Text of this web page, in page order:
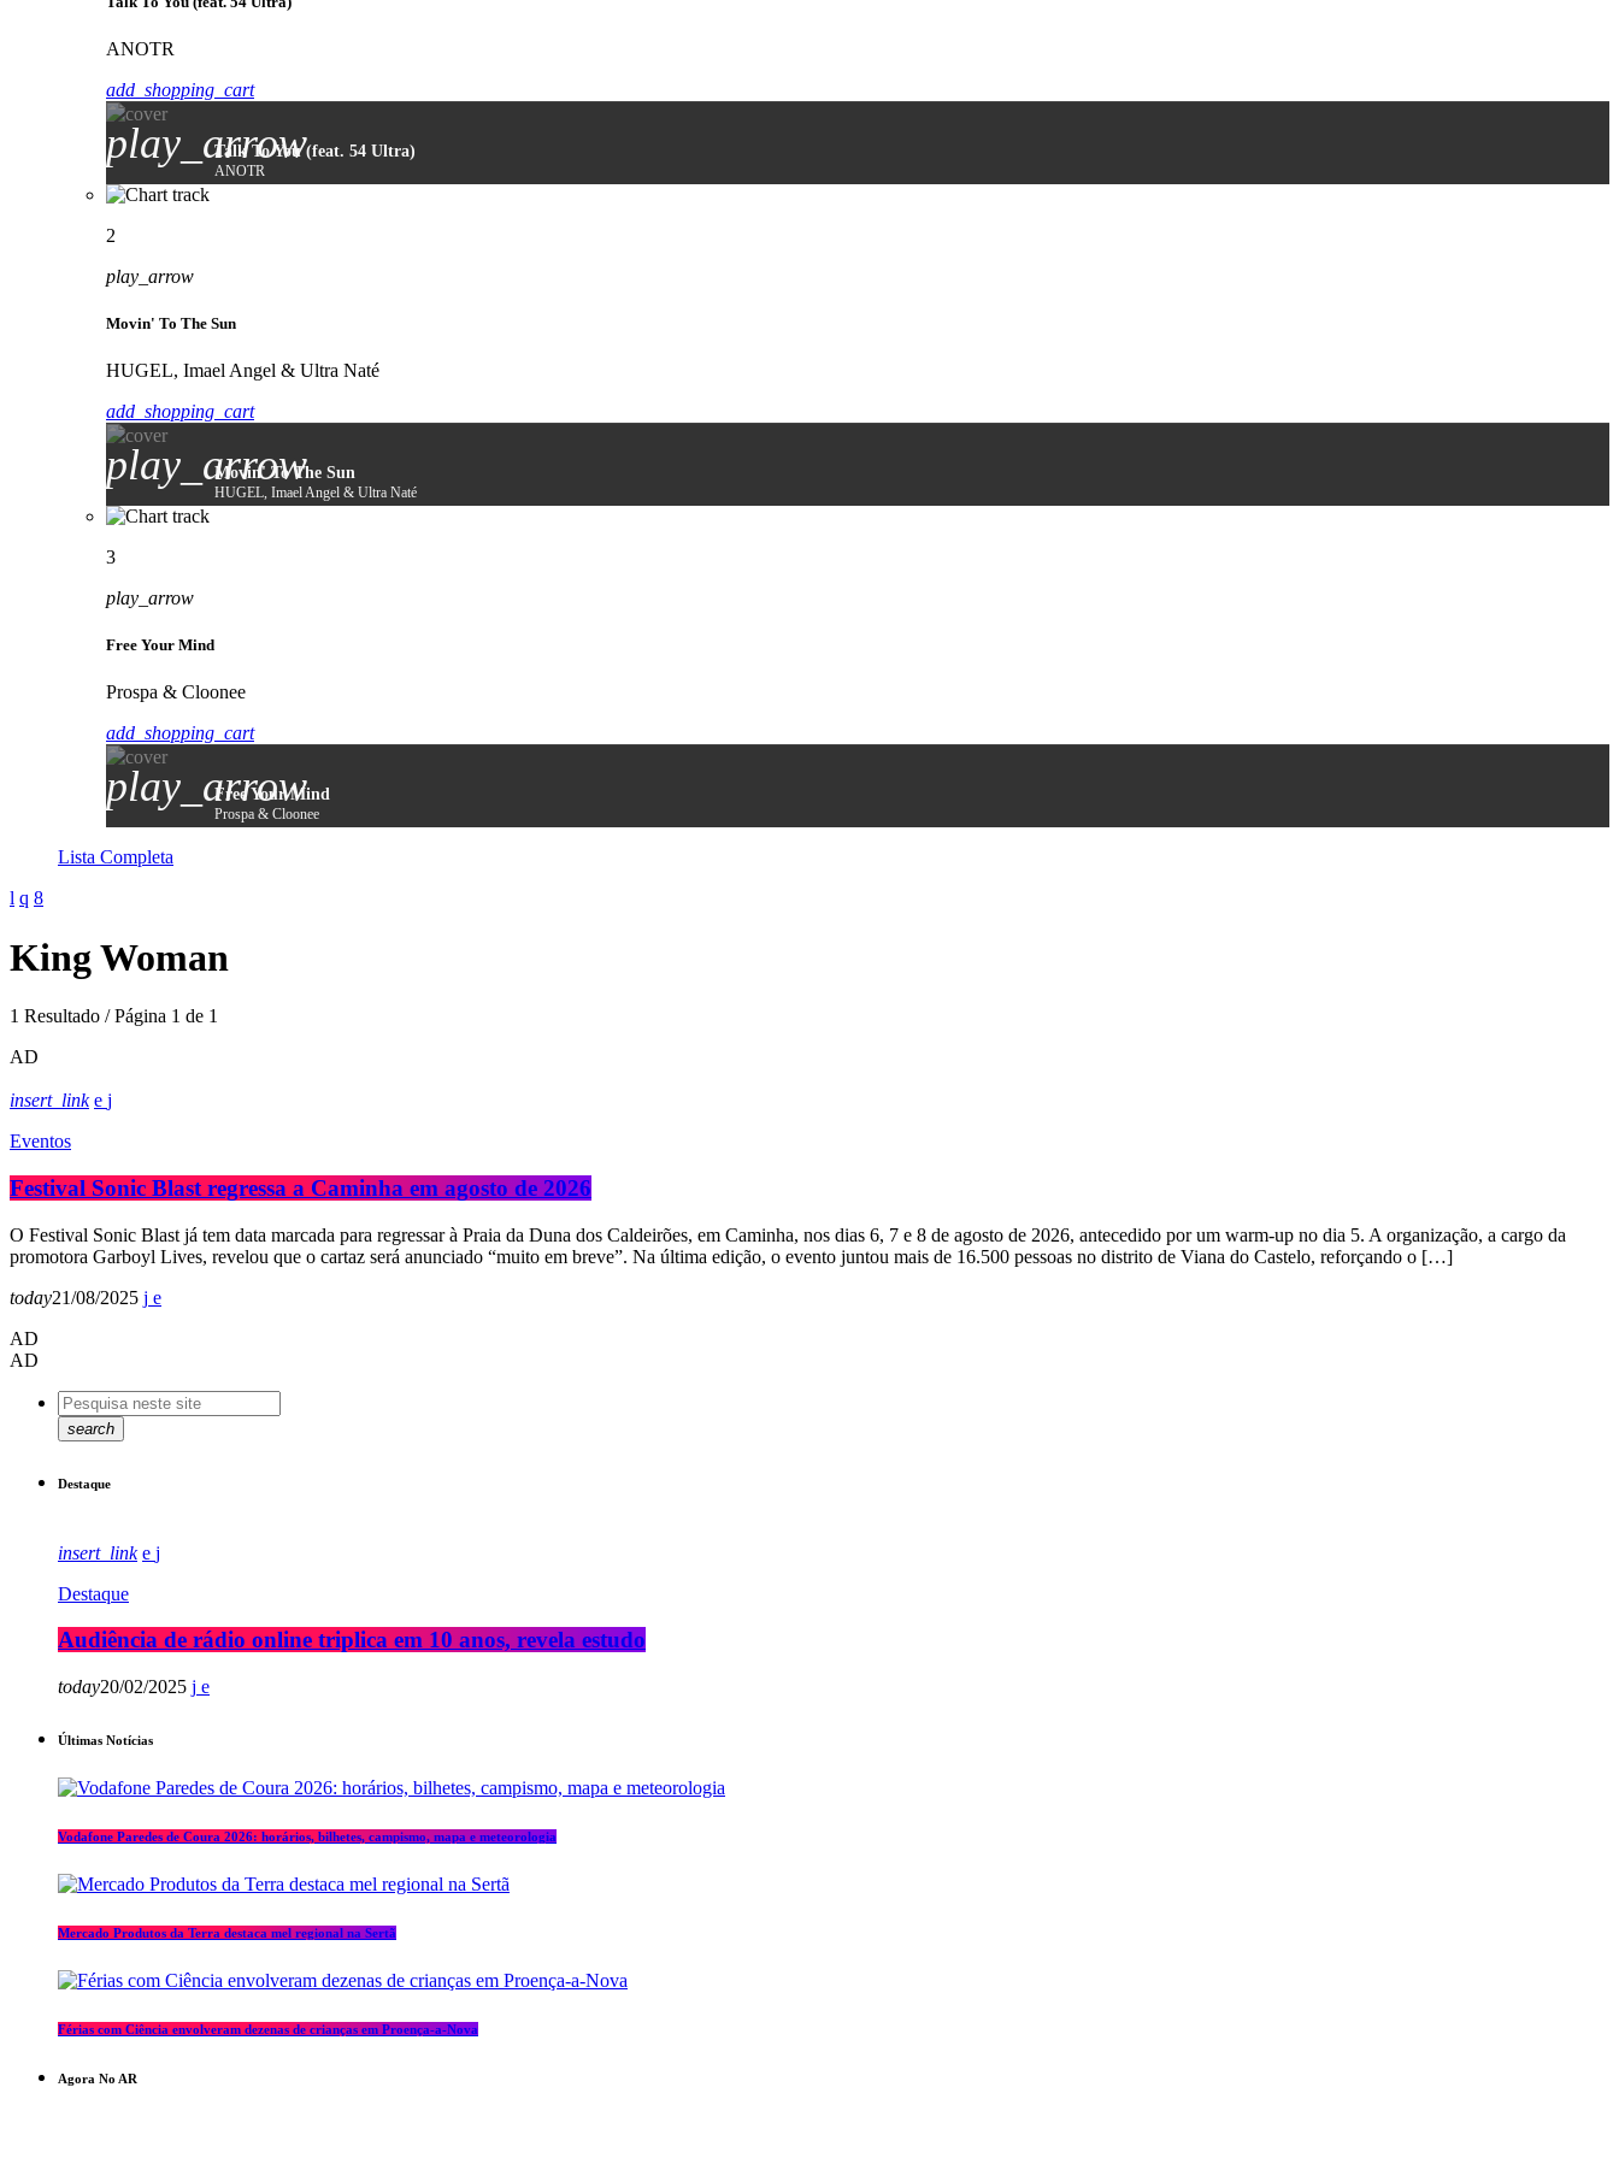
ANOTR
add_shopping_cart
play_arrowTalk To You (feat. 54 Ultra)
ANOTR
2
play_arrow
Movin' To The Sun
HUGEL, Imael Angel & Ultra Naté
add_shopping_cart
play_arrow
Movin' To The Sun
HUGEL, Imael Angel & Ultra Naté
3
play_arrow
Free Your Mind
Prospa & Cloonee
add_shopping_cart
play_arrow
Free Your Mind
Prospa & Cloonee
Lista Completa
King Woman
1 Resultado / Página 1 de 1
AD
insert_link
Eventos
Festival Sonic Blast regressa a Caminha em agosto de 2026
O Festival Sonic Blast já tem data marcada para regressar à Praia da Duna dos Caldeirões, em Caminha, nos dias 6, 7 e 8 de agosto de 2026, antecedido por um warm-up no dia 5. A organização, a cargo da
promotora Garboyl Lives, revelou que o cartaz será anunciado “muito em breve”. Na última edição, o evento juntou mais de 16.500 pessoas no distrito de Viana do Castelo, reforçando o […]
today21/08/2025
AD
AD
search
Destaque
insert_link
Destaque
Audiência de rádio online triplica em 10 anos, revela estudo
today20/02/2025
Últimas Notícias
Vodafone Paredes de Coura 2026: horários, bilhetes, campismo, mapa e meteorologia
Mercado Produtos da Terra destaca mel regional na Sertã
Férias com Ciência envolveram dezenas de crianças em Proença-a-Nova
Agora No AR